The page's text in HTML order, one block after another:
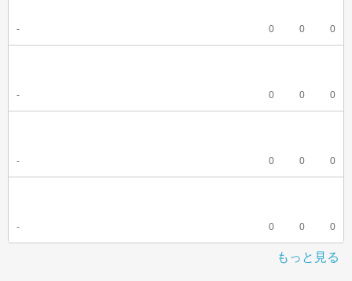
- 0 0 0
- 0 0 0
- 0 0 0
- 0 0 0
もっと見る